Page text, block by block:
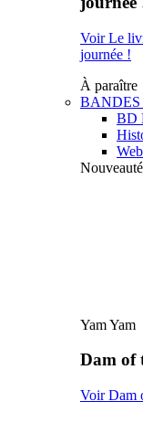
Voir Le
journée !
À paraître
BANDES
BD
Yam Yam
Dam of
Voir Dam